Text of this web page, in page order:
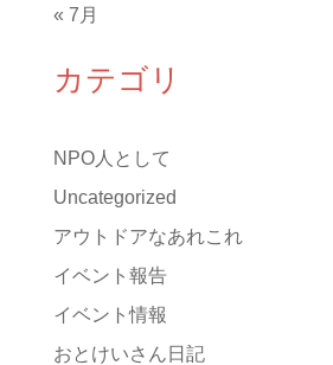
« 7月
カテゴリ
NPO人として
Uncategorized
アウトドアなあれこれ
イベント報告
イベント情報
おとけいさん日記